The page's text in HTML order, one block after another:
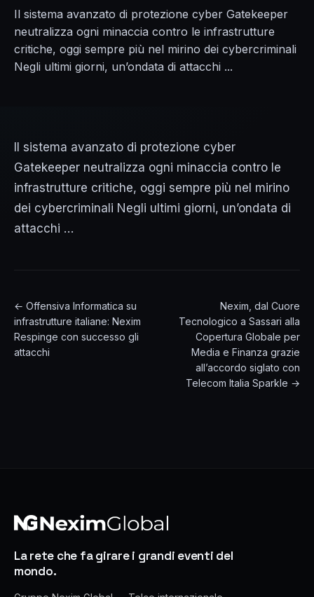
Il sistema avanzato di protezione cyber Gatekeeper
neutralizza ogni minaccia contro le infrastrutture
critiche, oggi sempre più nel mirino dei cybercriminali
Negli ultimi giorni, un’ondata di attacchi ...
Il sistema avanzato di protezione cyber
Gatekeeper neutralizza ogni minaccia contro le
infrastrutture critiche, oggi sempre più nel mirino
dei cybercriminali Negli ultimi giorni, un’ondata di
attacchi …
← Offensiva Informatica su
infrastrutture italiane: Nexim
Respinge con successo gli
attacchi
Nexim, dal Cuore
Tecnologico a Sassari alla
Copertura Globale per
Media e Finanza grazie
all’accordo siglato con
Telecom Italia Sparkle →
La rete che fa girare i grandi eventi del
mondo.